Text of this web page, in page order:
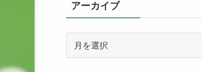
ーアーカイブ